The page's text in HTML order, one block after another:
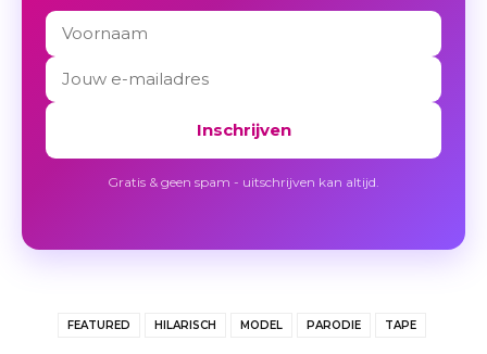
Inschrijven
Gratis & geen spam - uitschrijven kan altijd.
FEATURED HILARISCH MODEL PARODIE TAPE